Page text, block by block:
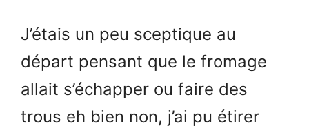
J’étais un peu sceptique au
départ pensant que le fromage
allait s’échapper ou faire des
trous eh bien non, j’ai pu étirer